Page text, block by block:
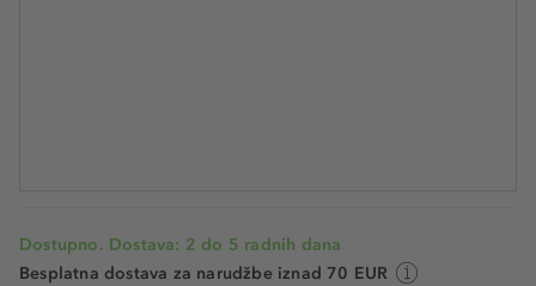
Dostupno. Dostava: 2 do 5 radnih dana
Besplatna dostava za narudžbe iznad 70 EUR